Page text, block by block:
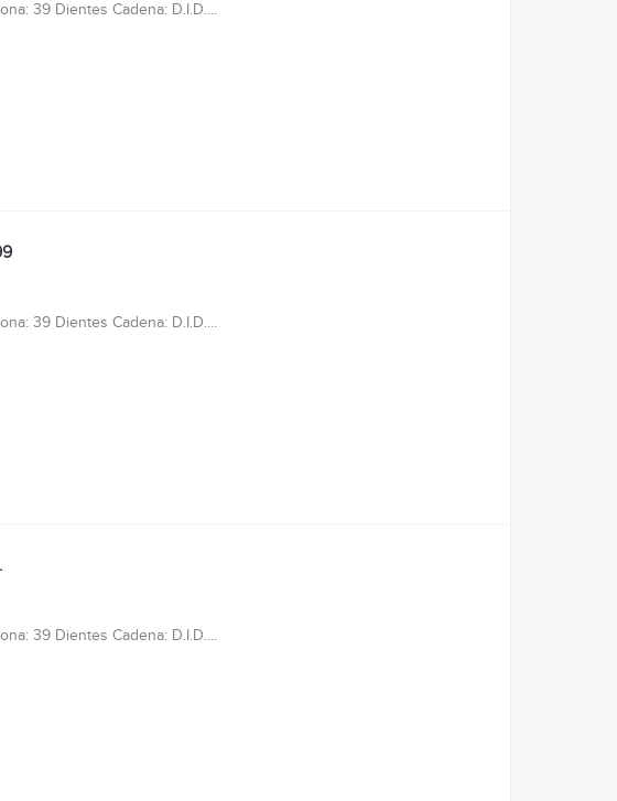
39 Dientes Cadena: D.I.D....
39 Dientes Cadena: D.I.D....
39 Dientes Cadena: D.I.D....